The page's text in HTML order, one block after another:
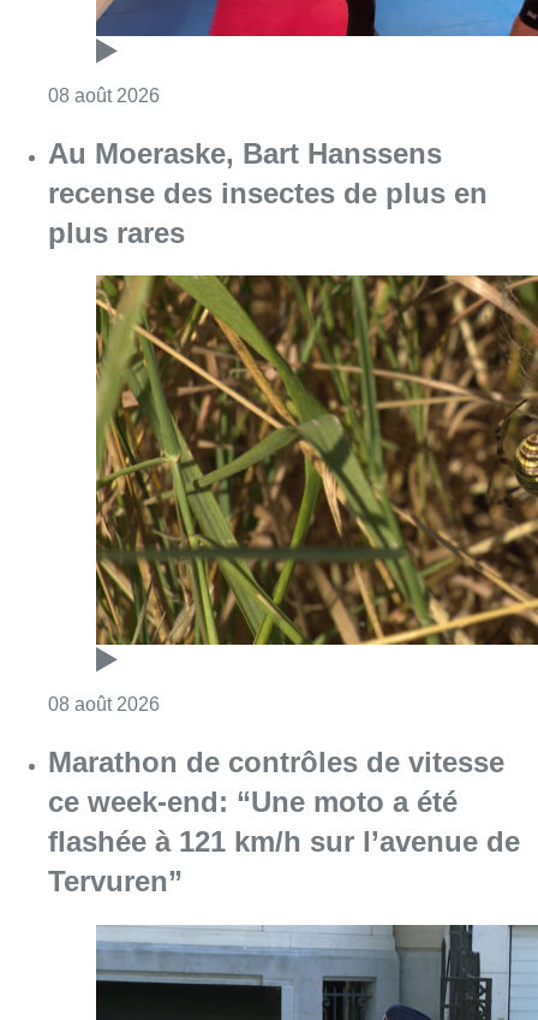
08 août 2026Consulter l'article "Au Moeraske, Bart
Marathon de contrôles de vitesse
ce week-end: “Une moto a été
flashée à 121 km/h sur l’avenue de
Tervuren”